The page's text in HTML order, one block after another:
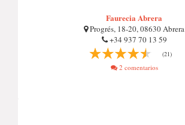
Faurecia Abrera
Progrés, 18-20, 08630 Abrera
+34 937 70 13 59
(21)
2 comentarios